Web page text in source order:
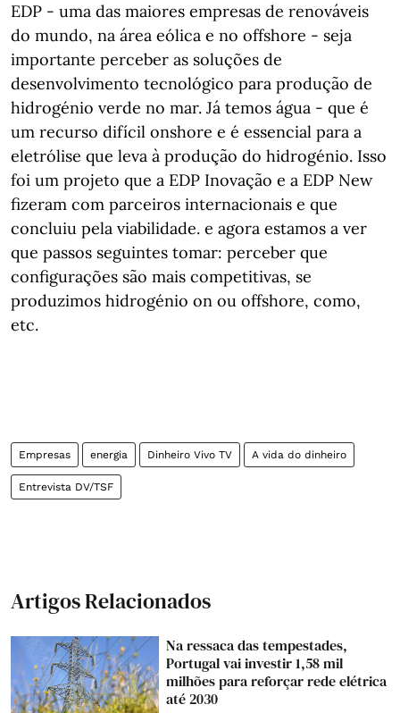
EDP - uma das maiores empresas de renováveis
do mundo, na área eólica e no offshore - seja
importante perceber as soluções de
desenvolvimento tecnológico para produção de
hidrogénio verde no mar. Já temos água - que é
um recurso difícil onshore e é essencial para a
eletrólise que leva à produção do hidrogénio. Isso
foi um projeto que a EDP Inovação e a EDP New
fizeram com parceiros internacionais e que
concluiu pela viabilidade. e agora estamos a ver
que passos seguintes tomar: perceber que
configurações são mais competitivas, se
produzimos hidrogénio on ou offshore, como,
etc.
Empresas energia Dinheiro Vivo TV A vida do dinheiro
Entrevista DV/TSF
Artigos Relacionados
Na ressaca das tempestades,
Portugal vai investir 1,58 mil
milhões para reforçar rede elétrica
até 2030